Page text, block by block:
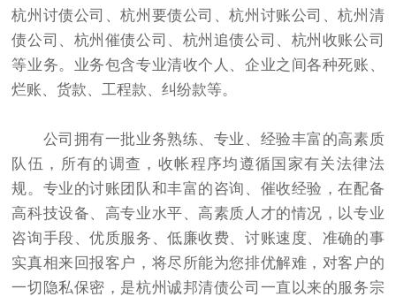
杭州讨债公司 、杭州 要债公司、杭州讨账公司、杭州清
债公司、杭州催债公司、杭州追债公司、杭州收账公司
等业务。业务包含专业清收个人、企业之间各种死账、
烂账、货款、工程款、纠纷款等。
公司拥有一批业务熟练、专业、经验丰富的高素质
队伍，所有的调查，收帐程序均遵循国家有关法律法
规。专业的讨账团队和丰富的咨询、催收经验，在配备
高科技设备、高专业水平、高素质人才的情况，以专业
咨询手段、优质服务、低廉收费、讨账速度、准确的事
实真相来回报客户，将尽所能为您排优解难，对客户的
一切隐私保密，是杭州诚邦清债公司一直以来的服务宗